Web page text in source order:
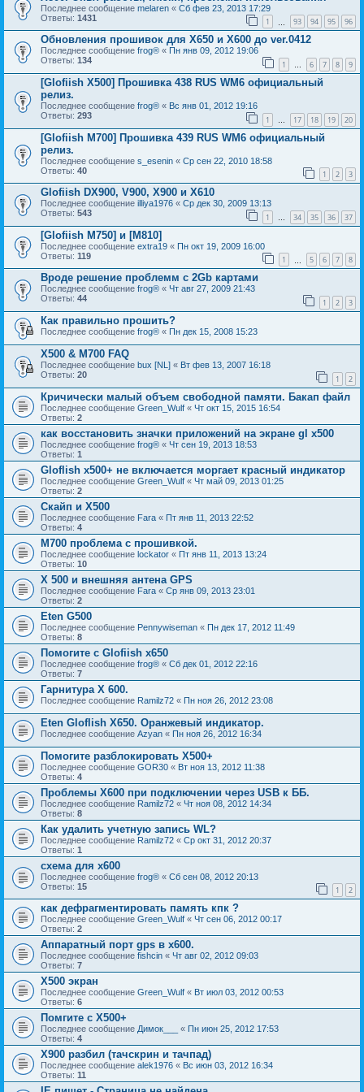
Последнее сообщение melaren « Сб фев 23, 2013 17:29
Ответы: 1431 1 93 94 95 96
Обновления прошивок для Х650 и Х600 до ver.0412
Последнее сообщение frog® « Пн янв 09, 2012 19:06
Ответы: 134 1 … 6 7 8 9
[Glofiish X500] Прошивка 438 RUS WM6 официальный
релиз.
Последнее сообщение frog® « Вс янв 01, 2012 19:16
Ответы: 293 1 … 17 18 19 20
[Glofiish M700] Прошивка 439 RUS WM6 официальный
релиз.
Последнее сообщение s_esenin « Ср сен 22, 2010 18:58
Ответы: 40 1 2 3
Glofiish DX900, V900, X900 и X610
Последнее сообщение illiya1976 « Ср дек 30, 2009 13:13
Ответы: 543 1 … 34 35 36 37
[Glofiish M750] и [M810]
Последнее сообщение extra19 « Пн окт 19, 2009 16:00
Ответы: 119 1 5 6 7 8
Вроде решение проблемм с 2Gb картами
Последнее сообщение frog® « Чт авг 27, 2009 21:43
Ответы: 44 1 2 3
Как правильно прошить?
Последнее сообщение frog® « Пн дек 15, 2008 15:23
X500 & M700 FAQ
Последнее сообщение bux [NL] « Вт фев 13, 2007 16:18
Ответы: 20 1 2
Кричически малый объем свободной памяти. Бакап файл
Последнее сообщение Green_Wulf « Чт окт 15, 2015 16:54
Ответы: 2
как восстановить значки приложений на экране gl x500
Последнее сообщение frog® « Чт сен 19, 2013 18:53
Ответы: 1
Gloflish x500+ не включается моргает красный индикатор
Последнее сообщение Green_Wulf « Чт май 09, 2013 01:25
Ответы: 2
Скайп и Х500
Последнее сообщение Fara « Пт янв 11, 2013 22:52
Ответы: 4
M700 проблема с прошивкой.
Последнее сообщение lockator « Пт янв 11, 2013 13:24
Ответы: 10
X 500 и внешняя антена GPS
Последнее сообщение Fara « Ср янв 09, 2013 23:01
Ответы: 2
Eten G500
Последнее сообщение Pennywiseman « Пн дек 17, 2012 11:49
Ответы: 8
Помогите с Glofiish x650
Последнее сообщение frog® « Сб дек 01, 2012 22:16
Ответы: 7
Гарнитура Х 600.
Последнее сообщение Ramilz72 « Пн ноя 26, 2012 23:08
Eten Gloflish X650. Оранжевый индикатор.
Последнее сообщение Azyan « Пн ноя 26, 2012 16:34
Помогите разблокировать Х500+
Последнее сообщение GOR30 « Вт ноя 13, 2012 11:38
Ответы: 4
Проблемы Х600 при подключении через USB к ББ.
Последнее сообщение Ramilz72 « Чт ноя 08, 2012 14:34
Ответы: 8
Как удалить учетную запись WL?
Последнее сообщение Ramilz72 « Ср окт 31, 2012 20:37
Ответы: 1
схема для x600
Последнее сообщение frog® « Сб сен 08, 2012 20:13
Ответы: 15 1 2
как дефрагментировать память кпк ?
Последнее сообщение Green_Wulf « Чт сен 06, 2012 00:17
Ответы: 2
Аппаратный порт gps в x600.
Последнее сообщение fishcin « Чт авг 02, 2012 09:03
Ответы: 7
Х500 экран
Последнее сообщение Green_Wulf « Вт июл 03, 2012 00:53
Ответы: 6
Помгите с Х500+
Последнее сообщение Димок___ « Пн июн 25, 2012 17:53
Ответы: 4
X900 разбил (тачскрин и тачпад)
Последнее сообщение alek1976 « Вс июн 03, 2012 16:34
Ответы: 11